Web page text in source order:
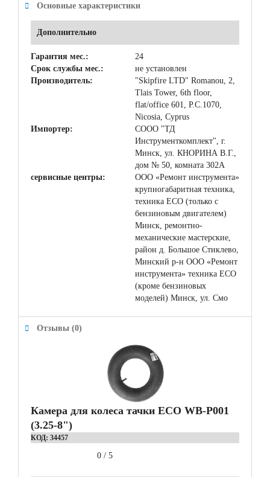
Основные характеристики
Дополнительно
Гарантия мес.:
24
Срок службы мес.:
не установлен
Производитель:
"Skipfire LTD" Romanou, 2,
Tlais Tower, 6th floor,
flat/office 601, P.C.1070,
Nicosia, Cyprus
Импортер:
СООО "ТД
Инструменткомплект", г.
Минск, ул. КНОРИНА В.Г.,
дом № 50, комната 302А
сервисные центры:
ООО «Ремонт инструмента»
крупногабаритная техника,
техника ЕСО (только с
бензиновым двигателем)
Минск, ремонтно-
механические мастерские,
район д. Большое Стиклево,
Минский р-н ООО «Ремонт
инструмента» техника ЕСО
(кроме бензиновых
моделей) Минск, ул. Смо
Отзывы (0)
Камера для колеса тачки ECO WB-P001
(3.25-8")
КОД: 34457
0 / 5